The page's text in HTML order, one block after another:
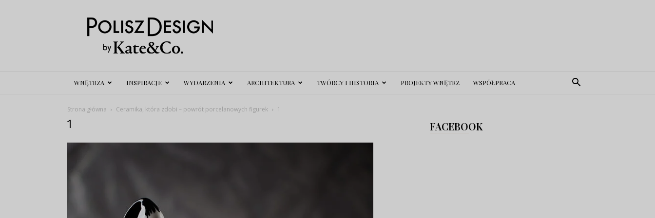
Polisz
Design
WNĘTRZA INSPIRACJE WYDARZENIA ARCHITEKTURA TWÓRCY I HISTORIA PROJEKTY WNĘTRZ WSPÓŁPRACA
Strona główna Ceramika, która zdobi – powrót porcelanowych figurek 1
1 FACEBOOK